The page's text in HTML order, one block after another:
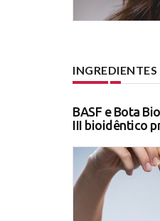
BASF e Bota
III bioidêntico